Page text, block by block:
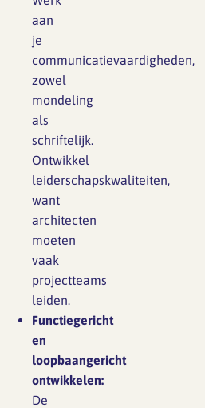
aan
je
communicatievaardigheden,
zowel
mondeling
als
schriftelijk.
Ontwikkel
leiderschapskwaliteiten,
want
architecten
moeten
vaak
projectteams
leiden.
Functiegericht
en
loopbaangericht
ontwikkelen:
De